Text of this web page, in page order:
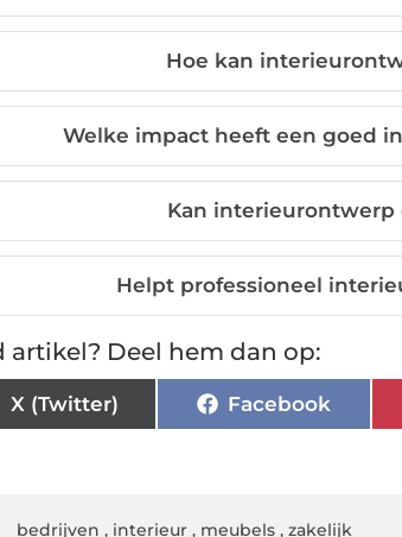
Hoe kan
Welke impact heeft een goed
Kan
Helpt professioneel
artikel? Deel hem dan op:
X (Twitter) Facebook
bedrijven , interieur, meubels, zakelijk